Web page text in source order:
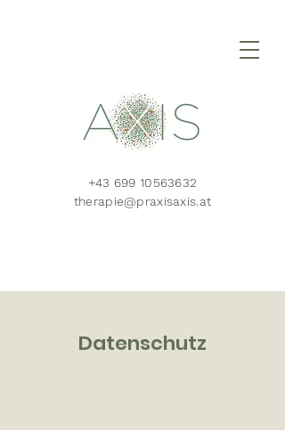
+43 699 10563632
therapie@praxisaxis.at
Datenschutz